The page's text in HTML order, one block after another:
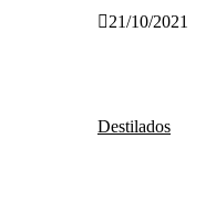
21/10/2021
Destilados